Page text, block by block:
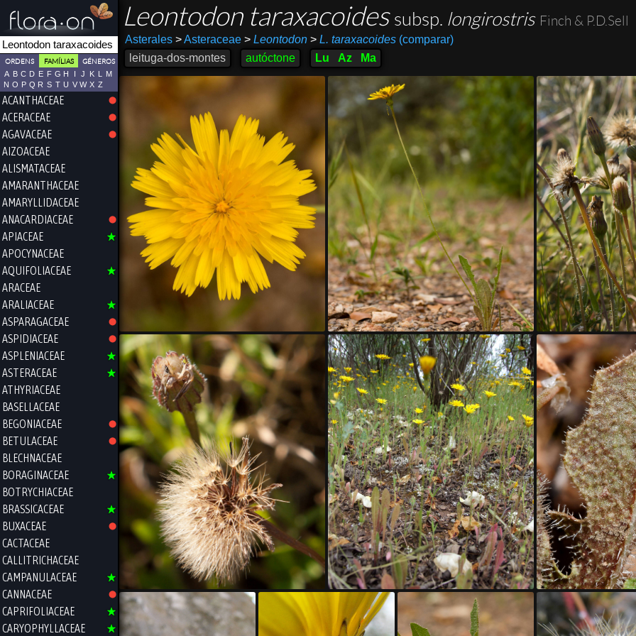
ORDENS FAMÍLIAS GÉNEROS
A B C D E F G H I J K L
M
N O P Q R S T U V W X Z
ACANTHACEAE
ACERACEAE
AGAVACEAE
AIZOACEAE
ALISMATACEAE
AMARANTHACEAE
AMARYLLIDACEAE
ANACARDIACEAE
APIACEAE
APOCYNACEAE
AQUIFOLIACEAE
ARACEAE
ARALIACEAE
ASPARAGACEAE
ASPIDIACEAE
ASPLENIACEAE
ASTERACEAE
ATHYRIACEAE
BASELLACEAE
BEGONIACEAE
BETULACEAE
BLECHNACEAE
BORAGINACEAE
BOTRYCHIACEAE
BRASSICACEAE
BUXACEAE
CACTACEAE
CALLITRICHACEAE
CAMPANULACEAE
CANNACEAE
CAPRIFOLIACEAE
CARYOPHYLLACEAE
Leontodon taraxacoides subsp. longirostris Finch & P.D.Sell
Asterales >Asteraceae > Leontodon > L. taraxacoides(comparar)
leituga-dos-montes
autóctone Lu Az Ma